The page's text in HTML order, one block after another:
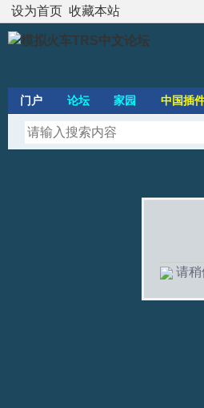
设为首页 收藏本站
门户 论坛 家园 中国插
请稍